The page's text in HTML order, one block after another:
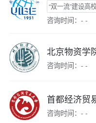
“双一流”建设高
咨询时间：- -
北京物资学
咨询时间：- -
首都经济贸
咨询时间：- -